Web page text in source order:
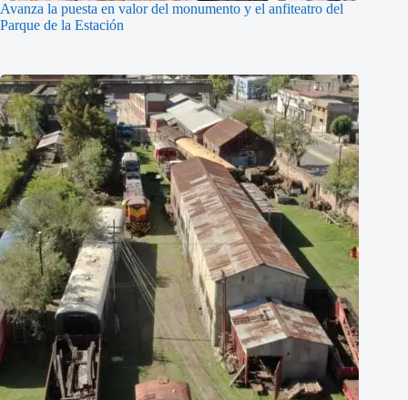
Avanza la puesta en valor del monumento y el anfiteatro del
Parque de la Estación